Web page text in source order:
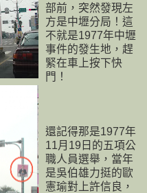
部前，突然發現左
方是中壢分局！這
不就是1977年中壢
事件的發生地，趕
緊在車上按下快
門！
還記得那是1977年
11月19日的五項公
職人員選舉，當年
是吳伯雄力挺的歐
憲瑜對上許信良，